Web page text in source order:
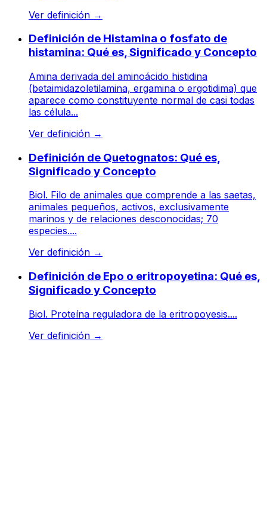
Ver definición →
Definición de Histamina o fosfato de
histamina: Qué es, Significado y Concepto
Amina derivada del aminoácido histidina
(betaimidazoletilamina, ergamina o ergotidima) que
aparece como constituyente normal de casi todas
las célula...
Ver definición →
Definición de Quetognatos: Qué es,
Significado y Concepto
Biol. Filo de animales que comprende a las saetas,
animales pequeños, activos, exclusivamente
marinos y de relaciones desconocidas; 70
especies....
Ver definición →
Definición de Epo o eritropoyetina: Qué es,
Significado y Concepto
Biol. Proteína reguladora de la eritropoyesis....
Ver definición →